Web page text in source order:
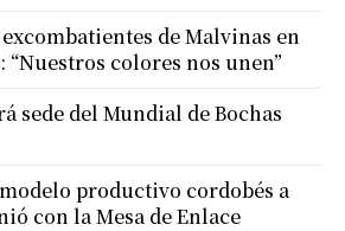
de Malvinas en
“Nuestros colores nos unen”
sede del Mundial de Bochas
productivo cordobés a
con la Mesa de Enlace